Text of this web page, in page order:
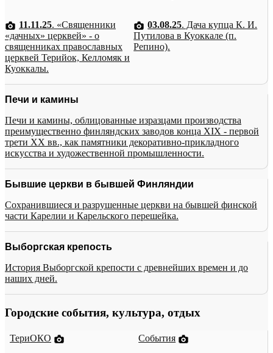
11.11.25. «Священники
«дачных» церквей» - о
священниках православных
церквей Терийок, Келломяк и
Куоккалы.
03.08.25. Дача купца К. И.
Путилова в Куоккале (п.
Репино).
Печи и камины
Печи и камины, облицованные изразцами производства
преимущественно финляндских заводов конца XIX - первой
трети XX вв., как памятники декоративно-прикладного
искусства и художественной промышленности.
Бывшие церкви в бывшей Финляндии
Сохранившиеся и разрушенные церкви на бывшей финской
части Карелии и Карельского перешейка.
Выборгская крепость
История Выборгской крепости с древнейших времен и до
наших дней.
Городские события, культура, отдых
ТериОКО
События